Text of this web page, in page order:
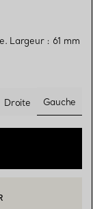
Largeur : 61 mm
Droite
Gauche
RENDEZ-